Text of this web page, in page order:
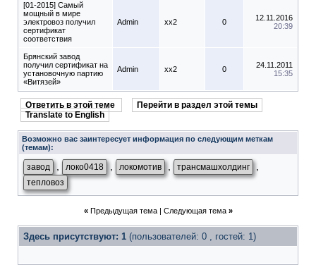
[01-2015] Самый
мощный в мире
электровоз получил
сертификат
соответствия
Admin xx2 0
12.11.2016
20:39
Брянский завод
получил сертификат на
установочную партию
«Витязей»
Admin xx2 0
24.11.2011
15:35
Ответить в этой теме
Перейти в раздел этой темы
Translate to English
Возможно вас заинтересует информация по следующим меткам
(темам):
завод локо0418 локомотив трансмашхолдинг
тепловоз
« Предыдущая тема| Следующая тема »
Здесь присутствуют: 1 (пользователей: 0 , гостей: 1)